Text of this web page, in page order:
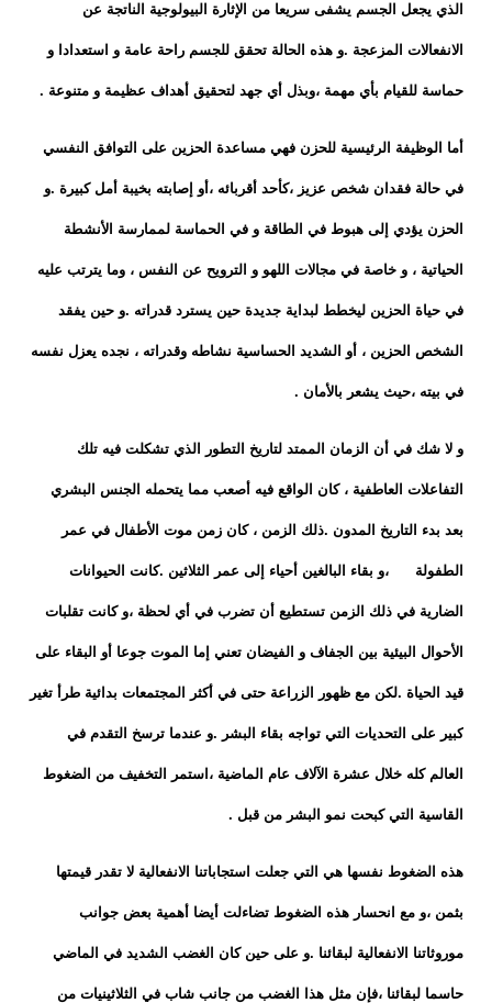
الذي يجعل الجسم يشفى سريعا من الإثارة البيولوجية الناتجة عن
الانفعالات المزعجة .و هذه الحالة تحقق للجسم راحة عامة و استعدادا و
حماسة للقيام بأي مهمة ،وبذل أي جهد لتحقيق أهداف عظيمة و متنوعة .
أما الوظيفة الرئيسية للحزن فهي مساعدة الحزين على التوافق النفسي
في حالة فقدان شخص عزيز ،كأحد أقربائه ،أو إصابته بخيبة أمل كبيرة .و
الحزن يؤدي إلى هبوط في الطاقة و في الحماسة لممارسة الأنشطة
الحياتية ، و خاصة في مجالات اللهو و الترويح عن النفس ، وما يترتب عليه
في حياة الحزين ليخطط لبداية جديدة حين يسترد قدراته .و حين يفقد
الشخص الحزين ، أو الشديد الحساسية نشاطه وقدراته ، نجده يعزل نفسه
في بيته ،حيث يشعر بالأمان .
و لا شك في أن الزمان الممتد لتاريخ التطور الذي تشكلت فيه تلك
التفاعلات العاطفية ، كان الواقع فيه أصعب مما يتحمله الجنس البشري
بعد بدء التاريخ المدون .ذلك الزمن ، كان زمن موت الأطفال في عمر
الطفولة ،و بقاء البالغين أحياء إلى عمر الثلاثين .كانت الحيوانات
الضارية في ذلك الزمن تستطيع أن تضرب في أي لحظة ،و كانت تقلبات
الأحوال البيئية بين الجفاف و الفيضان تعني إما الموت جوعا أو البقاء على
قيد الحياة .لكن مع ظهور الزراعة حتى في أكثر المجتمعات بدائية طرأ تغير
كبير على التحديات التي تواجه بقاء البشر .و عندما ترسخ التقدم في
العالم كله خلال عشرة الآلاف عام الماضية ،استمر التخفيف من الضغوط
القاسية التي كبحت نمو البشر من قبل .
هذه الضغوط نفسها هي التي جعلت استجاباتنا الانفعالية لا تقدر قيمتها
بثمن ،و مع انحسار هذه الضغوط تضاءلت أيضا أهمية بعض جوانب
موروثاتنا الانفعالية لبقائنا .و على حين كان الغضب الشديد في الماضي
حاسما لبقائنا ،فإن مثل هذا الغضب من جانب شاب في الثلاثينيات من